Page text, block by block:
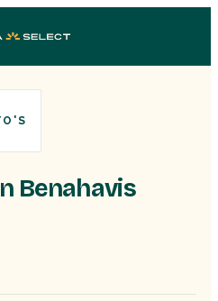
Benahavis